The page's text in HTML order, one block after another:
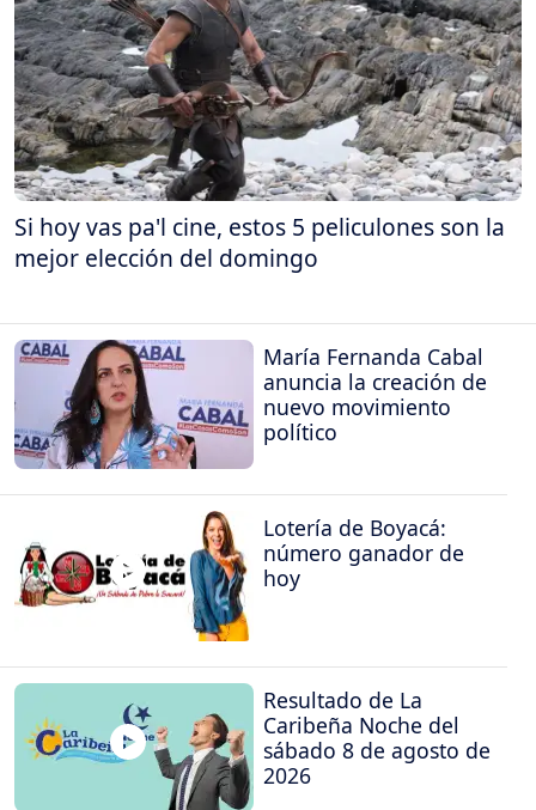
Si hoy vas pa'l cine, estos 5 peliculones son la
mejor elección del domingo
María Fernanda Cabal
anuncia la creación de
nuevo movimiento
político
Lotería de Boyacá:
número ganador de
hoy
Resultado de La
Caribeña Noche del
sábado 8 de agosto de
2026